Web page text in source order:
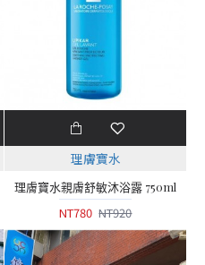
理膚寶水
理膚寶水親膚舒敏沐浴露 750ml
NT780 NT920